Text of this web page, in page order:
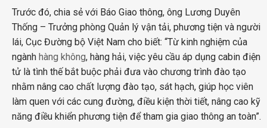
Trước đó, chia sẻ với Báo Giao thông, ông Lương Duyên
Thống – Trưởng phòng Quản lý vận tải, phương tiện và người
lái, Cục Đường bộ Việt Nam cho biết: “Từ kinh nghiệm của
ngành hàng không, hàng hải, việc yêu cầu áp dụng cabin điện
tử là tình thế bắt buộc phải đưa vào chương trình đào tạo
nhằm nâng cao chất lượng đào tạo, sát hạch, giúp học viên
làm quen với các cung đường, điều kiện thời tiết, nâng cao kỹ
năng điều khiển phương tiện để tham gia giao thông an toàn”.